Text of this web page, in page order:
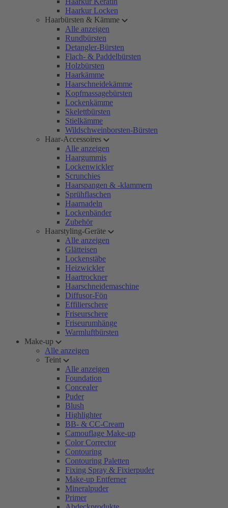
Haarkur Locken
Haarbürsten & Kämme
Alle anzeigen
Rundbürsten
Detangler-Bürsten
Flach- & Paddelbürsten
Holzbürsten
Haarkämme
Haarschneidekämme
Kopfmassagebürsten
Lockenkämme
Skelettbürsten
Stielkämme
Wildschweinborsten-Bürsten
Haar-Accessoires
Alle anzeigen
Haargummis
Lockenwickler
Scrunchies
Haarspangen & -klammern
Sprühflaschen
Haarnadeln
Lockenbänder
Zubehör
Haarstyling-Geräte
Alle anzeigen
Glätteisen
Lockenstäbe
Heizwickler
Haartrockner
Haarschneidemaschine
Diffusor-Fön
Effilierschere
Friseurschere
Friseurumhänge
Warmluftbürsten
Make-up
Alle anzeigen
Teint
Alle anzeigen
Foundation
Concealer
Puder
Blush
Highlighter
BB- & CC-Cream
Camouflage Make-up
Color Corrector
Contouring
Contouring Paletten
Fixing Spray & Fixierpuder
Make-up Entferner
Mineralpuder
Primer